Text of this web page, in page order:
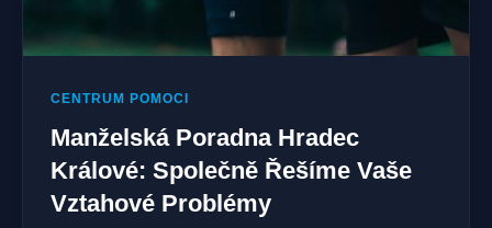
CENTRUM POMOCI
Manželská Poradna Hradec
Králové: Společně Řešíme Vaše
Vztahové Problémy